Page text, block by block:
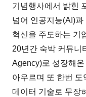
기념행사에서 밝힌
넘어 인공지능(AI)
혁신을 주도하는 기
20년간 숙박 커뮤니
Agency)로 성장해
아우르며 또 한번 도
데이터 기술로 무장